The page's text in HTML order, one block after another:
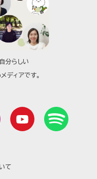
自分らしい
ディアです。
て